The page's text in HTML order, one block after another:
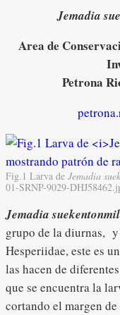
Jemadia
Area de
Inventario
Petrona
Fig.1 Larva de Jemadia
01-SRNP-9029-
Jemadia
grupo de la diurnas,
Hesperiidae, este es
las hacen de
que se encuentra la
cortando el margen